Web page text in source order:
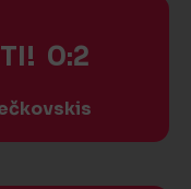
0:2